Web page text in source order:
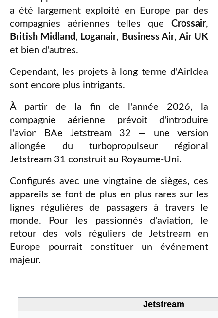
a été largement exploité en Europe par des
compagnies aériennes telles que Crossair,
British Midland , Loganair, Business Air, Air UK
et bien d'autres.
Cependant, les projets à long terme d'AirIdea
sont encore plus intrigants.
À partir de la fin de l'année 2026, la
compagnie aérienne prévoit d'introduire
l'avion BAe Jetstream 32 — une version
allongée du turbopropulseur régional
Jetstream 31 construit au Royaume-Uni.
Configurés avec une vingtaine de sièges, ces
appareils se font de plus en plus rares sur les
lignes régulières de passagers à travers le
monde. Pour les passionnés d'aviation, le
retour des vols réguliers de Jetstream en
Europe pourrait constituer un événement
majeur.
Jetstream